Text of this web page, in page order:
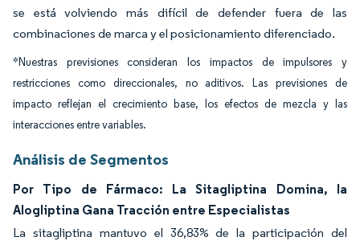
se está volviendo más difícil de defender fuera de las
combinaciones de marca y el posicionamiento diferenciado.
*Nuestras previsiones consideran los impactos de impulsores y
restricciones como direccionales, no aditivos. Las previsiones de
impacto reflejan el crecimiento base, los efectos de mezcla y las
interacciones entre variables.
Análisis de Segmentos
Por Tipo de Fármaco: La Sitagliptina Domina, la
Alogliptina Gana Tracción entre Especialistas
La sitagliptina mantuvo el 36,83% de la participación del